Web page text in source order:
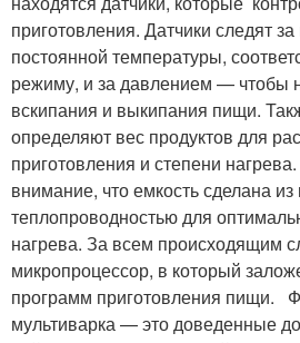
приготовления. Датчики следят
постоянной температуры,
режиму, и за давлением — чтобы
вскипания и выкипания пищи.
определяют вес продуктов для
приготовления и степени
внимание, что емкость сделана
теплопроводностью для
нагрева. За всем происходящим
микропроцессор, в который
программ приготовления пищи.
мультиварка — это доведенные